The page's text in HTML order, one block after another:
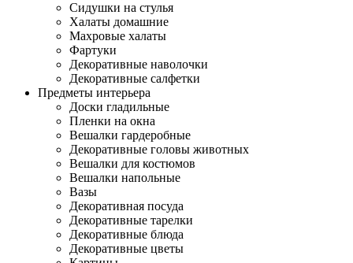
Сидушки на стулья
Халаты домашние
Махровые халаты
Фартуки
Декоративные наволочки
Декоративные салфетки
Предметы интерьера
Доски гладильные
Пленки на окна
Вешалки гардеробные
Декоративные головы животных
Вешалки для костюмов
Вешалки напольные
Вазы
Декоративная посуда
Декоративные тарелки
Декоративные блюда
Декоративные цветы